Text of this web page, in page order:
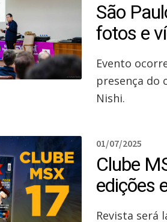
São
fotos e
Evento
presença do
Nishi.
01/07/2025
Clube
edições
Revista será